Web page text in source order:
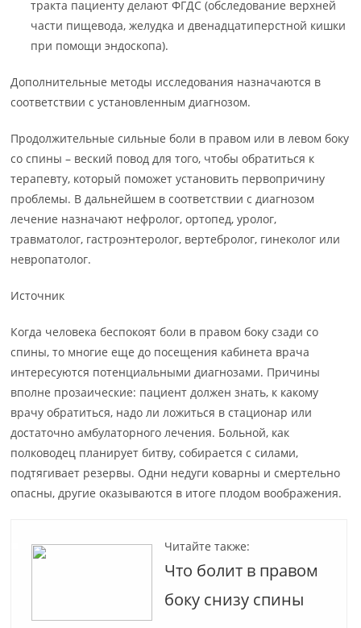
тракта пациенту делают ФГДС (обследование верхней
части пищевода, желудка и двенадцатиперстной кишки
при помощи эндоскопа).
Дополнительные методы исследования назначаются в
соответствии с установленным диагнозом.
Продолжительные сильные боли в правом или в левом боку
со спины – веский повод для того, чтобы обратиться к
терапевту, который поможет установить первопричину
проблемы. В дальнейшем в соответствии с диагнозом
лечение назначают нефролог, ортопед, уролог,
травматолог, гастроэнтеролог, вертебролог, гинеколог или
невропатолог.
Источник
Когда человека беспокоят боли в правом боку сзади со
спины, то многие еще до посещения кабинета врача
интересуются потенциальными диагнозами. Причины
вполне прозаические: пациент должен знать, к какому
врачу обратиться, надо ли ложиться в стационар или
достаточно амбулаторного лечения. Больной, как
полководец планирует битву, собирается с силами,
подтягивает резервы. Одни недуги коварны и смертельно
опасны, другие оказываются в итоге плодом воображения.
Читайте также:
Что болит в правом
боку снизу спины